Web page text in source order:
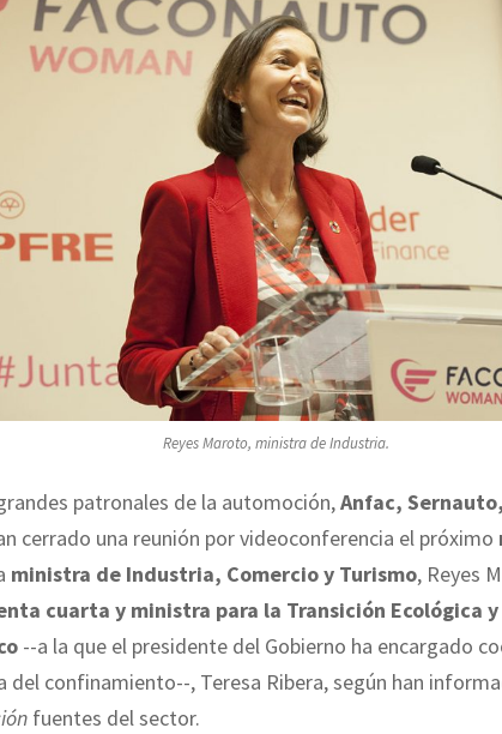
Reyes Maroto, ministra de Industria.
patronales de la automoción,Anfac,
cerrado una reunión por videoconferencia el próximo
ministra de Industria, Comercio y Turismo, Reyes
cuarta y ministra para la Transición Ecológica
--a la que el presidente del Gobierno ha encargado
del confinamiento--, Teresa Ribera, según han
fuentes del sector.